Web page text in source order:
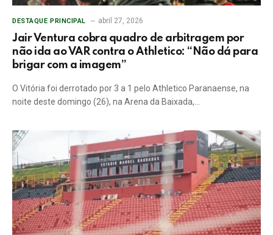
DESTAQUE PRINCIPAL abril 27, 2026
Jair Ventura cobra quadro de arbitragem por
não ida ao VAR contra o Athletico: “Não dá para
brigar com a imagem”
O Vitória foi derrotado por 3 a 1 pelo Athletico Paranaense, na
noite deste domingo (26), na Arena da Baixada,…